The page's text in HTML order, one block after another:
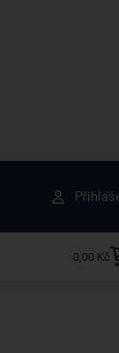
0,00 Kč
než